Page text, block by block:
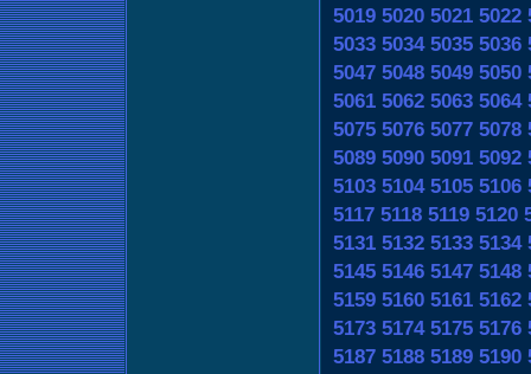
5019 5020 5021 5022
5033 5034 5035 5036
5047 5048 5049 5050
5061 5062 5063 5064
5075 5076 5077 5078
5089 5090 5091 5092
5103 5104 5105 5106
5117 5118 5119 5120
5131 5132 5133 5134
5145 5146 5147 5148
5159 5160 5161 5162
5173 5174 5175 5176
5187 5188 5189 5190